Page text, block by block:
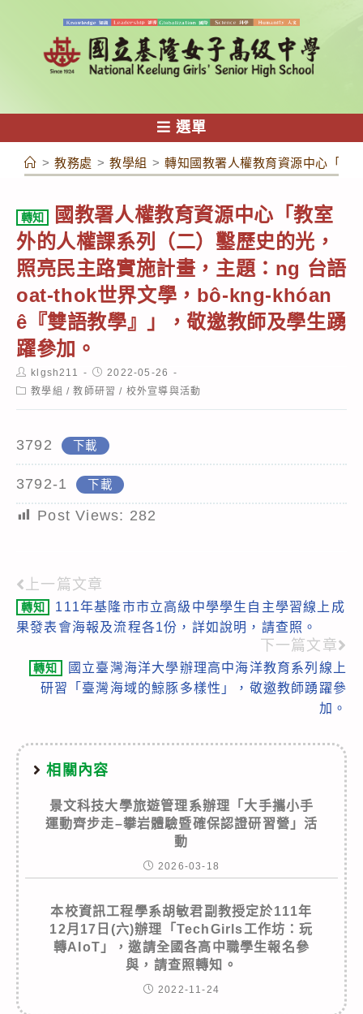
容
選單
> 教務處 > 教學組 > 轉知國教署人權教育資源中心「教
轉知
國教署人權教育資源中心「教室
外的人權課系列（二）鑿歷史的光，
照亮民主路實施計畫，主題：ng 台語
oat-thok世界文學，bô-kng-khóan
ê『雙語教學』」，敬邀教師及學生踴
躍參加。
Post
author:
klgsh211
Post
published:
2022-05-26
Post教學組 / 教師研習 / 校外宣導與活動
3792 下載
3792-1 下載
Post Views: 282
Read
more
上一篇文章
轉知
111年基隆市市立高級中學學生自主學習線上成
果發表會海報及流程各1份，詳如說明，請查照。
下一篇文章
轉知
國立臺灣海洋大學辦理高中海洋教育系列線上
研習「臺灣海域的鯨豚多樣性」，敬邀教師踴躍參
加。
相關內容
景文科技大學旅遊管理系辦理「大手攜小手
運動齊步走–攀岩體驗暨確保認證研習營」活
動
2026-03-18
本校資訊工程學系胡敏君副教授定於111年
12月17日(六)辦理「TechGirls工作坊：玩
轉AIoT」，邀請全國各高中職學生報名參
與，請查照轉知。
2022-11-24